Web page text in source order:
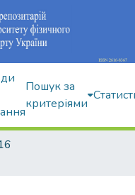
Пошук за
критеріями